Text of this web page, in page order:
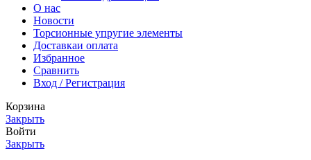
О нас
Новости
Торсионные упругие элементы
Доставкаи оплата
Избранное
Сравнить
Вход / Регистрация
Корзина
Закрыть
Войти
Закрыть